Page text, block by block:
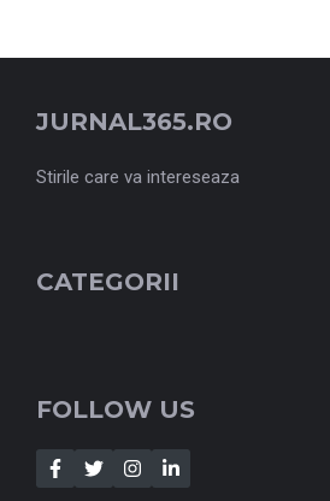
JURNAL365.RO
Stirile care va intereseaza
CATEGORII
FOLLOW US